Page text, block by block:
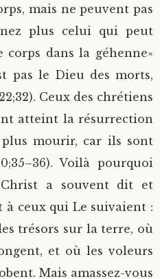
mais ne peuvent pas
plus celui qui peut
dans la géhenne»
pas le Dieu des morts,
Ceux des chrétiens
atteint la résurrection
mourir, car ils sont
Voilà pourquoi
Christ a souvent dit et
à ceux qui Le suivaient :
trésors sur la terre, où
et où les voleurs
Mais amassez-vous